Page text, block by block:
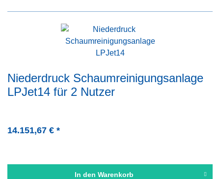
Niederdruck Schaumreinigungsanlage
LPJet14 für 2 Nutzer
14.151,67 € *
In den Warenkorb